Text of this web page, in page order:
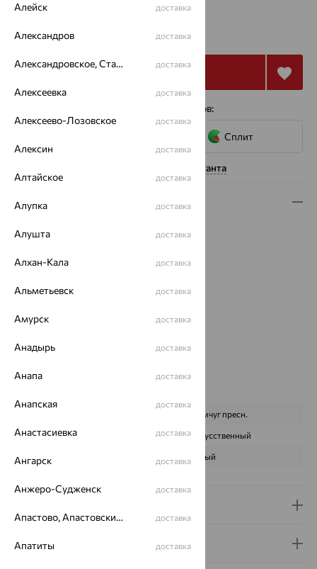
от 19 461 54 059₽
Купить
с помощью сервисов:
Сплит
Нужна помощь консультанта
Описание
Вес:
Цвет металла:
Страна происхождения:
РОССИЯ
Бренд:SOKOLOV
Цвет вставки:
Наименование цвета вставки:
Белый
Жемчуг пресн.
ПРОИСХОЖДЕНИЕ Искусственный
Белый
Гарантия и возврат
Алейск доставка
Александров доставка
Александровское, Ставропольский край доставка
Алексеевка доставка
Алексеево-Лозовское доставка
Алексин доставка
Алтайское доставка
Алупка доставка
Алушта доставка
Алхан-Кала доставка
Альметьевск доставка
Амурск доставка
Анадырь доставка
Анапа доставка
Анапская доставка
Анастасиевка доставка
Ангарск доставка
Анжеро-Судженск доставка
Апастово, Апастовский район доставка
Апатиты доставка